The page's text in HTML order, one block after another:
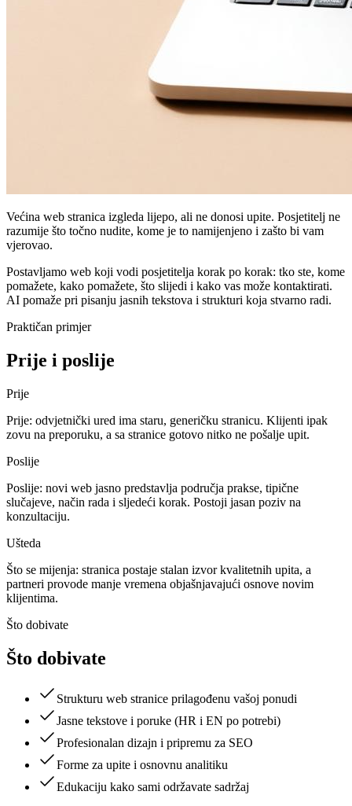
Većina web stranica izgleda lijepo, ali ne donosi upite. Posjetitelj ne
razumije što točno nudite, kome je to namijenjeno i zašto bi vam
vjerovao.
Postavljamo web koji vodi posjetitelja korak po korak: tko ste, kome
pomažete, kako pomažete, što slijedi i kako vas može kontaktirati.
AI pomaže pri pisanju jasnih tekstova i strukturi koja stvarno radi.
Praktičan primjer
Prije i poslije
Prije
Prije: odvjetnički ured ima staru, generičku stranicu. Klijenti ipak
zovu na preporuku, a sa stranice gotovo nitko ne pošalje upit.
Poslije
Poslije: novi web jasno predstavlja područja prakse, tipične
slučajeve, način rada i sljedeći korak. Postoji jasan poziv na
konzultaciju.
Ušteda
Što se mijenja: stranica postaje stalan izvor kvalitetnih upita, a
partneri provode manje vremena objašnjavajući osnove novim
klijentima.
Što dobivate
Što dobivate
Strukturu web stranice prilagođenu vašoj ponudi
Jasne tekstove i poruke (HR i EN po potrebi)
Profesionalan dizajn i pripremu za SEO
Forme za upite i osnovnu analitiku
Edukaciju kako sami održavate sadržaj